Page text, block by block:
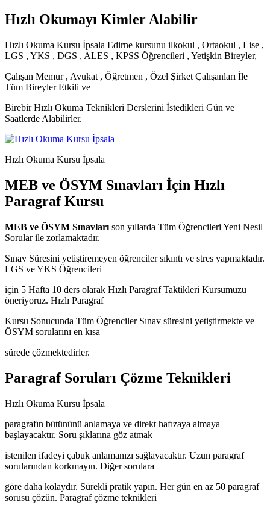
Hızlı Okumayı Kimler Alabilir
Hızlı Okuma Kursu İpsala Edirne kursunu ilkokul , Ortaokul , Lise ,
LGS , YKS , DGS , ALES , KPSS Öğrencileri , Yetişkin Bireyler,
Çalışan Memur , Avukat , Öğretmen , Özel Şirket Çalışanları İle
Tüm Bireyler Etkili ve
Birebir Hızlı Okuma Teknikleri Derslerini İstedikleri Gün ve
Saatlerde Alabilirler.
Hızlı Okuma Kursu İpsala
MEB ve ÖSYM Sınavları İçin Hızlı
Paragraf Kursu
MEB ve ÖSYM Sınavları son yıllarda Tüm Öğrencileri Yeni Nesil
Sorular ile zorlamaktadır.
Sınav Süresini yetiştiremeyen öğrenciler sıkıntı ve stres yapmaktadır.
LGS ve YKS Öğrencileri
için 5 Hafta 10 ders olarak Hızlı Paragraf Taktikleri Kursumuzu
öneriyoruz. Hızlı Paragraf
Kursu Sonucunda Tüm Öğrenciler Sınav süresini yetiştirmekte ve
ÖSYM sorularını en kısa
sürede çözmektedirler.
Paragraf Soruları Çözme Teknikleri
Hızlı Okuma Kursu İpsala
paragrafın bütününü anlamaya ve direkt hafızaya almaya
başlayacaktır. Soru şıklarına göz atmak
istenilen ifadeyi çabuk anlamanızı sağlayacaktır. Uzun paragraf
sorularından korkmayın. Diğer sorulara
göre daha kolaydır. Sürekli pratik yapın. Her gün en az 50 paragraf
sorusu çözün. Paragraf çözme teknikleri